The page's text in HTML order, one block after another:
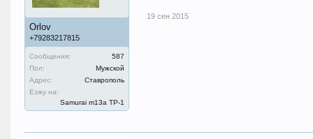
Orlov
+79283217815
Сообщения:
587
Пол:
Мужской
Адрес:
Ставрополь
Езжу на:
Samurai m13a ТР-1
19 сен 2015